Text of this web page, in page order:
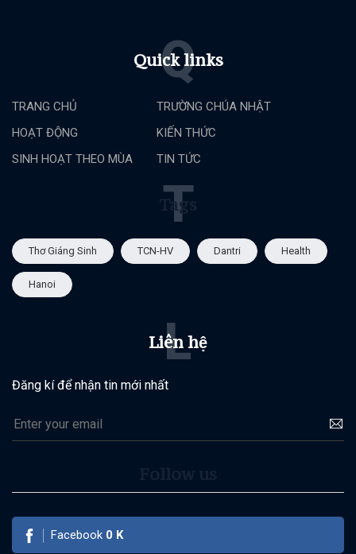
Quick links
Q
TRANG CHỦ
HOẠT ĐỘNG
SINH HOẠT THEO MÙA
TRƯỜNG CHÚA NHẬT
KIẾN THỨC
TIN TỨC
Tags
T
Thơ Giáng Sinh TCN-HV Dantri Health
Hanoi
Liên hệ
L
Đăng kí để nhận tin mới nhất
Facebook 0 K